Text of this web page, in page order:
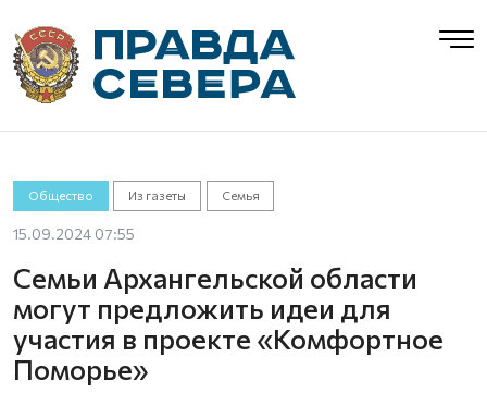
Общество Из газеты Семья
15.09.2024 07:55
Семьи Архангельской области
могут предложить идеи для
участия в проекте «Комфортное
Поморье»